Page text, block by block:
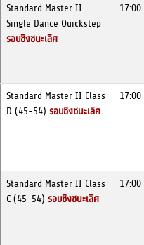
Standard Master II
Single Dance Quickstep
รอบชิงชนะเลิศ
17:00
Standard Master II Class
D (45-54) รอบชิงชนะเลิศ
17:00
Standard Master II Class
C (45-54) รอบชิงชนะเลิศ
17:00